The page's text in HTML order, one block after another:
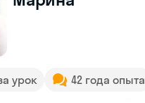
урок 42 года опыта